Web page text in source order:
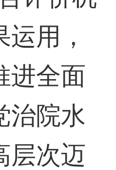
用，
进全面
治院水
层次迈